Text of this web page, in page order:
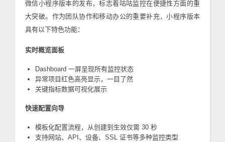
微信小程序版本的发布，标志着咕咕监控在便捷性方面的重
大突破。作为团队协作和移动办公的重要补充，小程序版本
具有以下特色功能：
实时概览面板
Dashboard 一屏呈现所有监控状态
异常项目红色高亮显示，一目了然
关键指标数据可视化展示
快速配置向导
模板化配置流程，从创建到生效仅需 30 秒
支持网站、API、设备、SSL 证书等多种监控类型